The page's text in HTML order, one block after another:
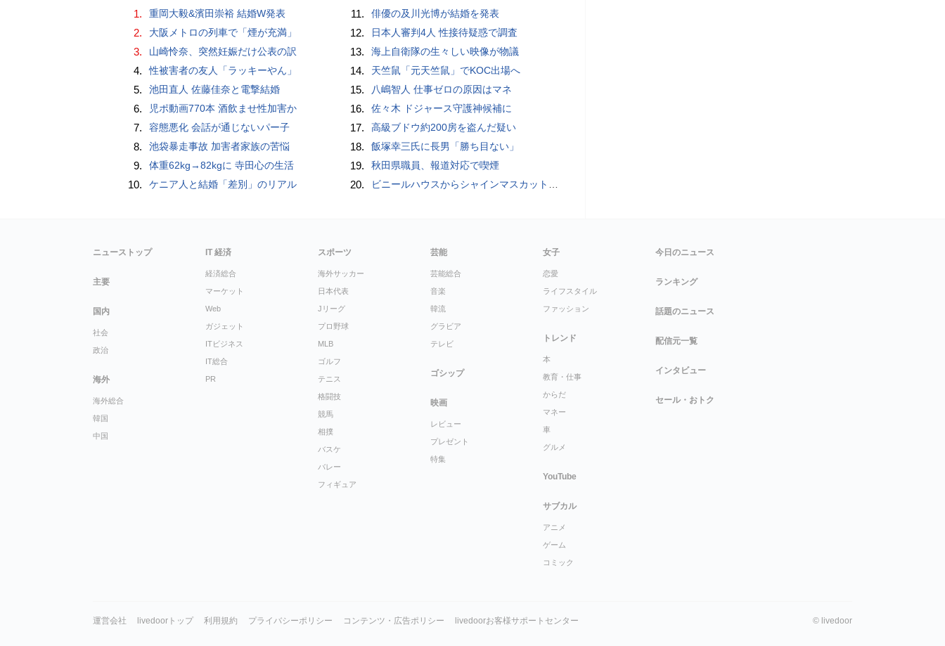
1. 重岡大毅&濱田崇裕 結婚W発表
2. 大阪メトロの列車で「煙が充満」
3. 山崎怜奈、突然妊娠だけ公表の訳
4. 性被害者の友人「ラッキーやん」
5. 池田直人 佐藤佳奈と電撃結婚
6. 児ポ動画770本 酒飲ませ性加害か
7. 容態悪化 会話が通じないパー子
8. 池袋暴走事故 加害者家族の苦悩
9. 体重62kg→82kgに 寺田心の生活
10. ケニア人と結婚「差別」のリアル
11. 俳優の及川光博が結婚を発表
12. 日本人審判4人 性接待疑惑で調査
13. 海上自衛隊の生々しい映像が物議
14. 天竺鼠「元天竺鼠」でKOC出場へ
15. 八嶋智人 仕事ゼロの原因はマネ
16. 佐々木 ドジャース守護神候補に
17. 高級ブドウ約200房を盗んだ疑い
18. 飯塚幸三氏に長男「勝ち目ない」
19. 秋田県職員、報道対応で喫煙
20. ビニールハウスからシャインマスカット約200房を盗んだ疑い ネットで販売か 無職の男（42）逮捕 岡山県警
ニューストップ
主要
国内
社会
政治
海外
海外総合
韓国
中国
IT 経済
経済総合
マーケット
Web
ガジェット
ITビジネス
IT総合
PR
スポーツ
海外サッカー
日本代表
Jリーグ
プロ野球
MLB
ゴルフ
テニス
格闘技
競馬
相撲
バスケ
バレー
フィギュア
芸能
芸能総合
音楽
韓流
グラビア
テレビ
ゴシップ
映画
レビュー
プレゼント
特集
女子
恋愛
ライフスタイル
ファッション
トレンド
本
教育・仕事
からだ
マネー
車
グルメ
YouTube
サブカル
アニメ
ゲーム
コミック
今日のニュース
ランキング
話題のニュース
配信元一覧
インタビュー
セール・おトク
運営会社 livedoorトップ 利用規約 プライバシーポリシー コンテンツ・広告ポリシー livedoorお客様サポートセンター © livedoor